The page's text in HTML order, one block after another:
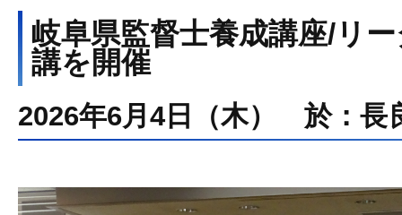
岐阜県監督士養成講座/リ
講を開催
2026年6月4日（木） 於：長